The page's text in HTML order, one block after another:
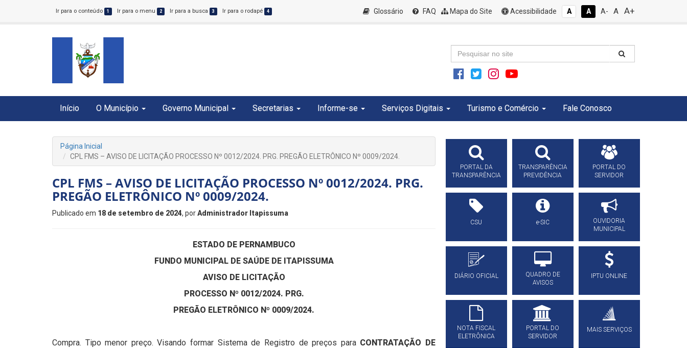
Ir para o conteúdo 1 Ir para o menu 2 Ir para a busca 3 Ir para o rodapé 4 Glossário FAQ Mapa do Site Acessibilidade A A A- A A+
Início O Município Governo Municipal Secretarias Informe-se Serviços Digitais Turismo e Comércio Fale Conosco
Página Inicial
CPL FMS – AVISO DE LICITAÇÃO PROCESSO Nº 0012/2024. PRG. PREGÃO ELETRÔNICO Nº 0009/2024.
CPL FMS – AVISO DE LICITAÇÃO PROCESSO Nº 0012/2024. PRG.
PREGÃO ELETRÔNICO Nº 0009/2024.
Publicado em 18 de setembro de 2024, porAdministrador Itapissuma
ESTADO DE PERNAMBUCO
FUNDO MUNICIPAL DE SAÚDE DE ITAPISSUMA
AVISO DE LICITAÇÃO
PROCESSO Nº 0012/2024. PRG.
PREGÃO ELETRÔNICO Nº 0009/2024.
Compra. Tipo menor preço. Visando formar Sistema de Registro de preços para CONTRATAÇÃO DE
PORTAL DA
TRANSPARÊNCIA
TRANSPARÊNCIA
PREVIDÊNCIA
PORTAL DO
SERVIDOR
CSU e-SIC
OUVIDORIA
MUNICIPAL
DIÁRIO OFICIAL
QUADRO DE
AVISOS
IPTU ONLINE
NOTA FISCAL
ELETRÔNICA
PORTAL DO
SERVIDOR
MAIS SERVIÇOS